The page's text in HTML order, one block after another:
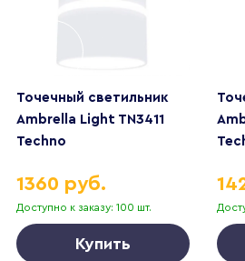
Точечный светильник
Ambrella Light TN3411
Techno
Доступно к заказу: 100 шт.
1360 руб.
Купить